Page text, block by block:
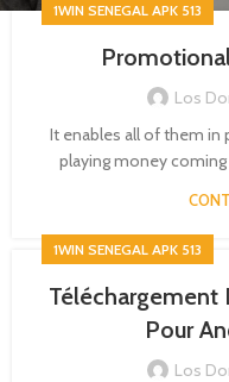
1WIN SENEGAL APK 513
Los
It enables all of them in
playing money
1WIN SENEGAL APK 513
Téléchargement
Pour
Los